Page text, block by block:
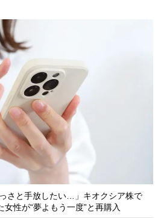
さと手放したい…」キオクシア株で
性が“夢よもう一度”と再購入